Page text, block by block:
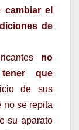
cambiar el
de
no
que
de sus
no se repita
su aparato